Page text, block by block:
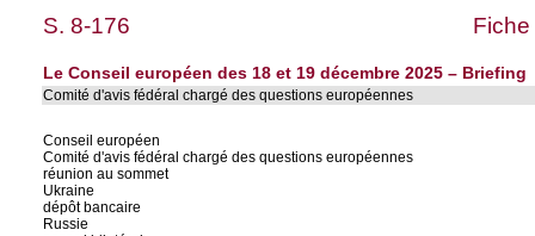
S. 8-176
Le Conseil européen des 18 et 19 décembre 2025 – Briefing
Comité d'avis fédéral chargé des questions européennes
Conseil européen
Comité d'avis fédéral chargé des questions européennes
réunion au sommet
Ukraine
dépôt bancaire
Russie